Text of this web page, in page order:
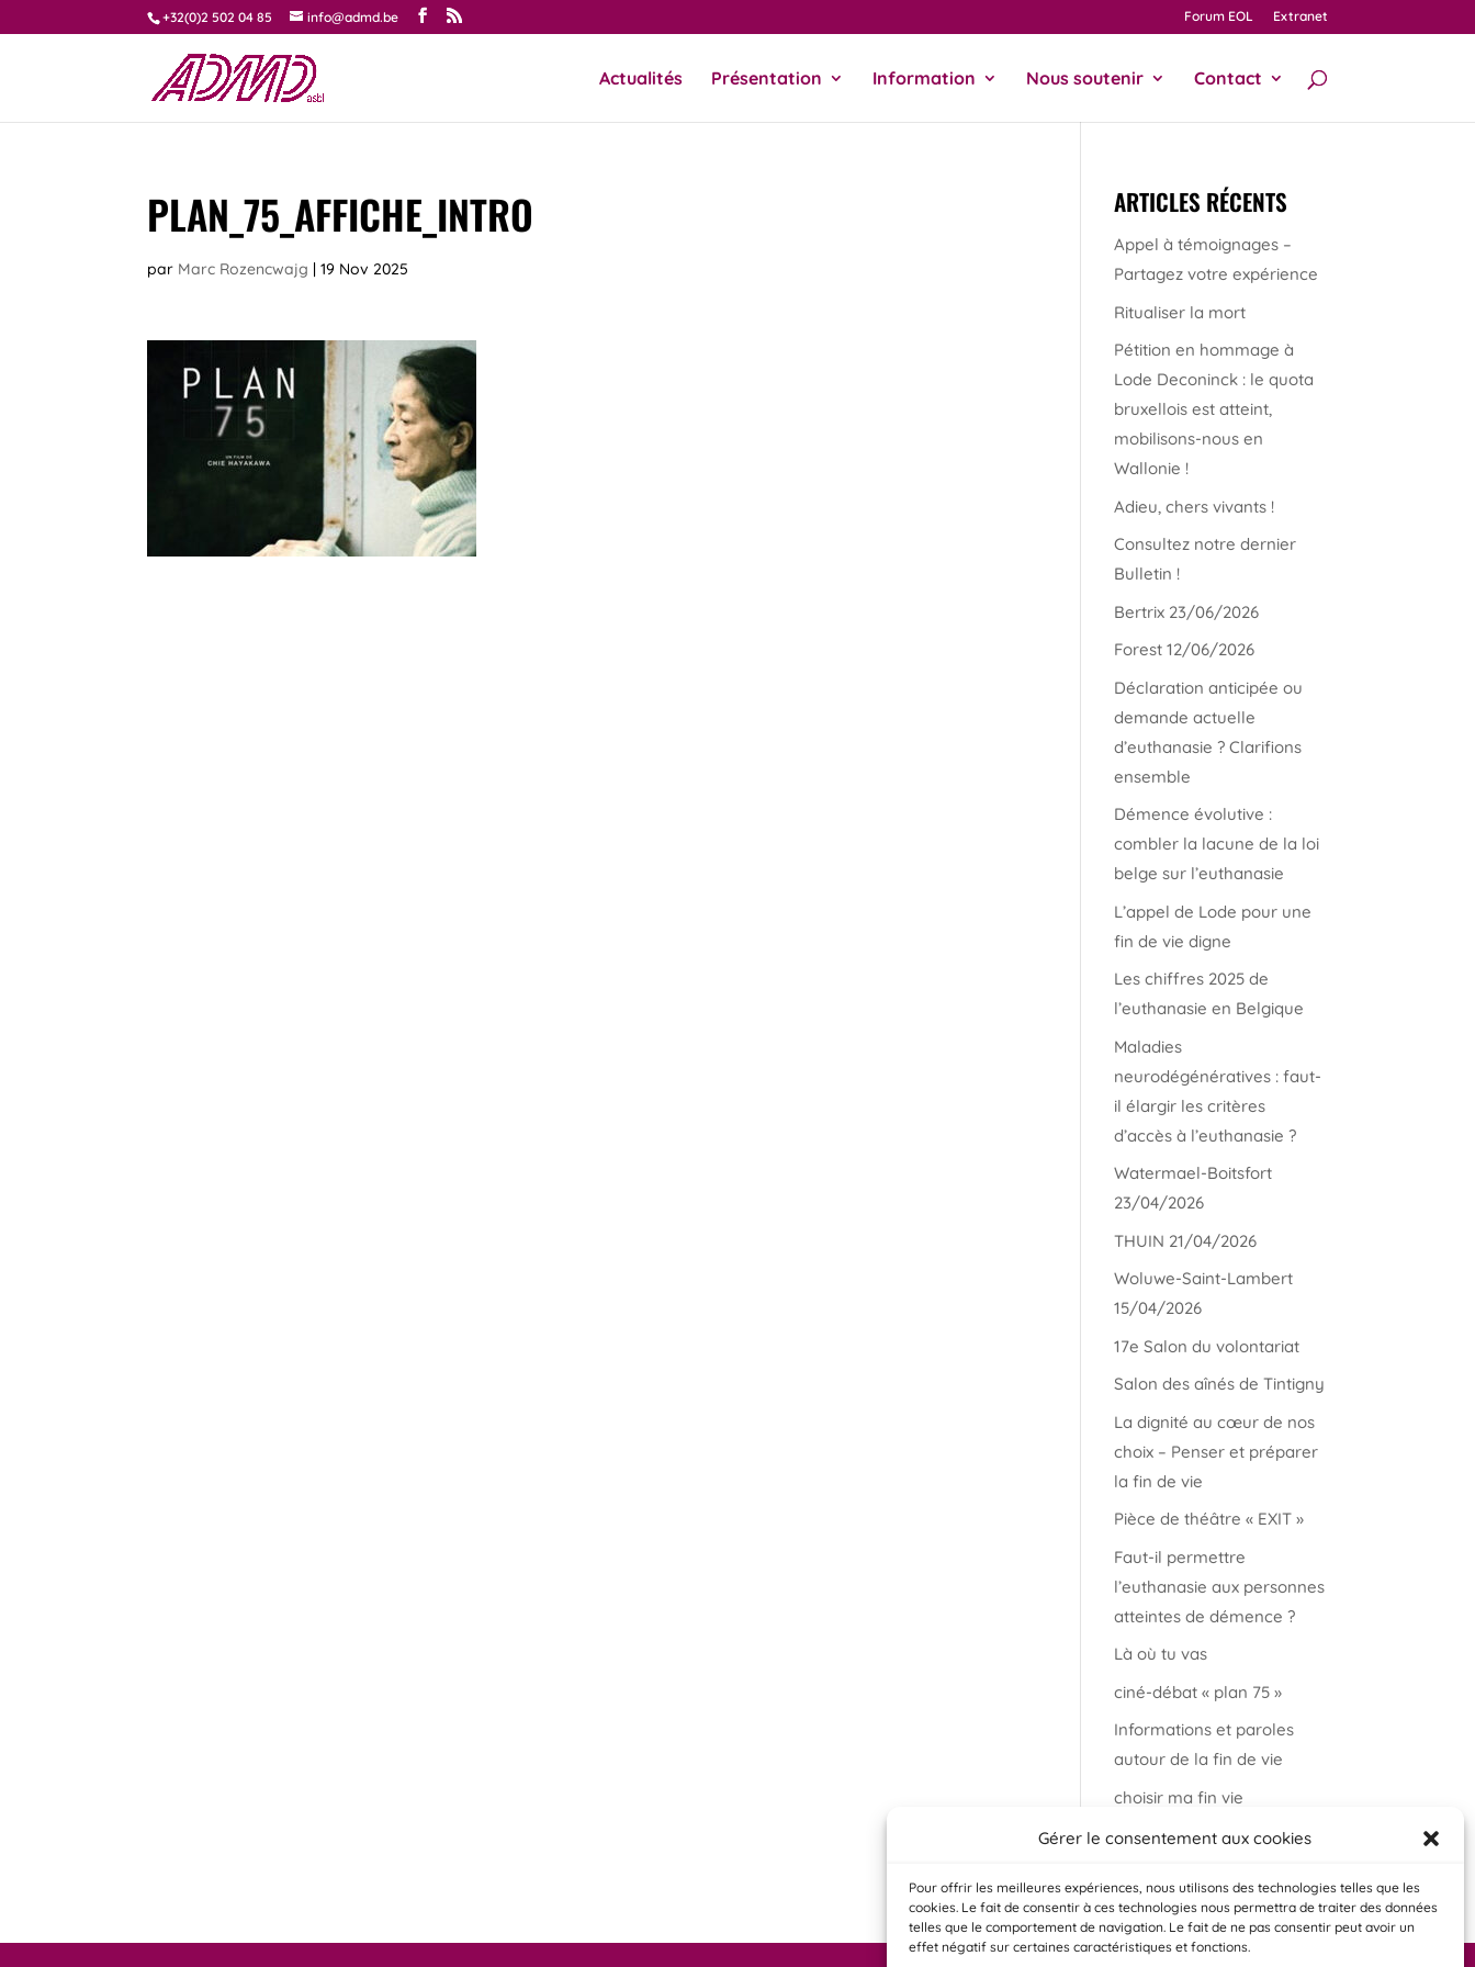
Gérer le consentement aux cookies
Pour offrir les meilleures expériences, nous utilisons des technologies telles que les
cookies. Le fait de consentir à ces technologies nous permettra de traiter des données
telles que le comportement de navigation. Le fait de ne pas consentir peut avoir un
effet négatif sur certaines caractéristiques et fonctions.
+32(0)2 502 04 85 info@admd.be Forum EOL Extranet
Actualités Présentation Information Nous soutenir Contact
PLAN_75_AFFICHE_INTRO
par Marc Rozencwajg |19 Nov 2025
ARTICLES RÉCENTS
Appel à témoignages –
Partagez votre expérience
Ritualiser la mort
Pétition en hommage à
Lode Deconinck : le quota
bruxellois est atteint,
mobilisons-nous en
Wallonie !
Adieu, chers vivants !
Consultez notre dernier
Bulletin !
Bertrix 23/06/2026
Forest 12/06/2026
Déclaration anticipée ou
demande actuelle
d’euthanasie ? Clarifions
ensemble
Démence évolutive :
combler la lacune de la loi
belge sur l’euthanasie
L’appel de Lode pour une
fin de vie digne
Les chiffres 2025 de
l’euthanasie en Belgique
Maladies
neurodégénératives : faut-
il élargir les critères
d’accès à l’euthanasie ?
Watermael-Boitsfort
23/04/2026
THUIN 21/04/2026
Woluwe-Saint-Lambert
15/04/2026
17e Salon du volontariat
Salon des aînés de Tintigny
La dignité au cœur de nos
choix – Penser et préparer
la fin de vie
Pièce de théâtre « EXIT »
Faut-il permettre
l’euthanasie aux personnes
atteintes de démence ?
Là où tu vas
ciné-débat « plan 75 »
Informations et paroles
autour de la fin de vie
choisir ma fin vie
Salon « bien vieillir à